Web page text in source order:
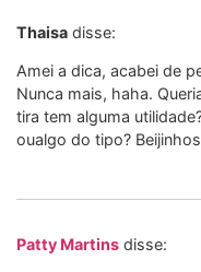
Thaisa disse:
Amei a dica, acabei de
Nunca mais, haha.
tira tem alguma
oualgo do tipo? Beijinhos
Patty Martins disse: